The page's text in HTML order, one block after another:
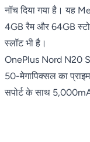
नॉच दिया गया है। यह
4GB रैम और 64GB
स्लॉट भी है।
OnePlus Nord N20
50-मेगापिक्सल का
सपोर्ट के साथ